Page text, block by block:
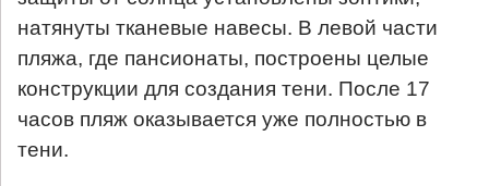
натянуты тканевые навесы. В левой части
пляжа, где пансионаты, построены целые
конструкции для создания тени. После 17
часов пляж оказывается уже полностью в
тени.